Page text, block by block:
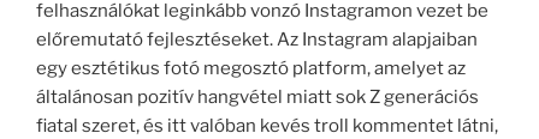
felhasználókat leginkább vonzó Instagramon vezet be
előremutató fejlesztéseket. Az Instagram alapjaiban
egy esztétikus fotó megosztó platform, amelyet az
általánosan pozitív hangvétel miatt sok Z generációs
fiatal szeret, és itt valóban kevés troll kommentet látni,